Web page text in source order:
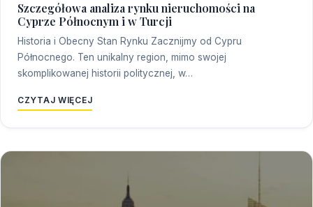
Szczegółowa analiza rynku nieruchomości na
Cyprze Północnym i w Turcji
Historia i Obecny Stan Rynku Zacznijmy od Cypru
Północnego. Ten unikalny region, mimo swojej
skomplikowanej historii politycznej, w…
CZYTAJ WIĘCEJ